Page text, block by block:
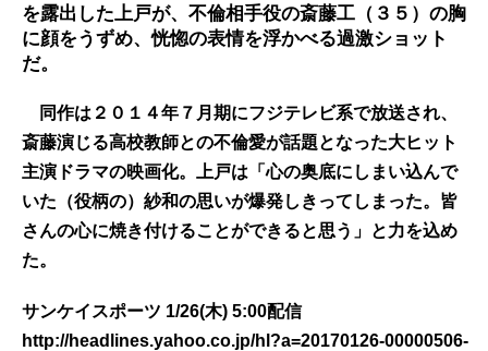
を露出した上戸が、不倫相手役の斎藤工（３５）の胸
に顔をうずめ、恍惚の表情を浮かべる過激ショット
だ。
同作は２０１４年７月期にフジテレビ系で放送され、
斎藤演じる高校教師との不倫愛が話題となった大ヒット
主演ドラマの映画化。上戸は「心の奥底にしまい込んで
いた（役柄の）紗和の思いが爆発しきってしまった。皆
さんの心に焼き付けることができると思う」と力を込め
た。
サンケイスポーツ 1/26(木) 5:00配信
http://headlines.yahoo.co.jp/hl?a=20170126-00000506-